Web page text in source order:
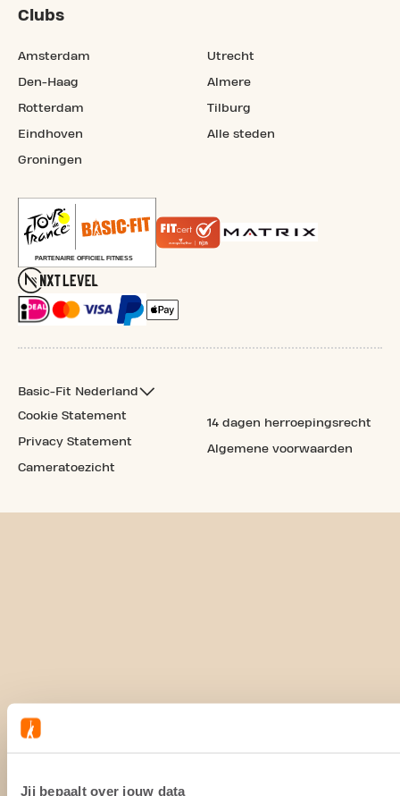
Jij bepaalt over jouw data
Clubs
Amsterdam
Den-Haag
Rotterdam
Eindhoven
Groningen
Utrecht
Almere
Tilburg
Alle steden
Basic-Fit Nederland
Cookie Statement
Privacy Statement
Cameratoezicht
14 dagen herroepingsrecht
Algemene voorwaarden